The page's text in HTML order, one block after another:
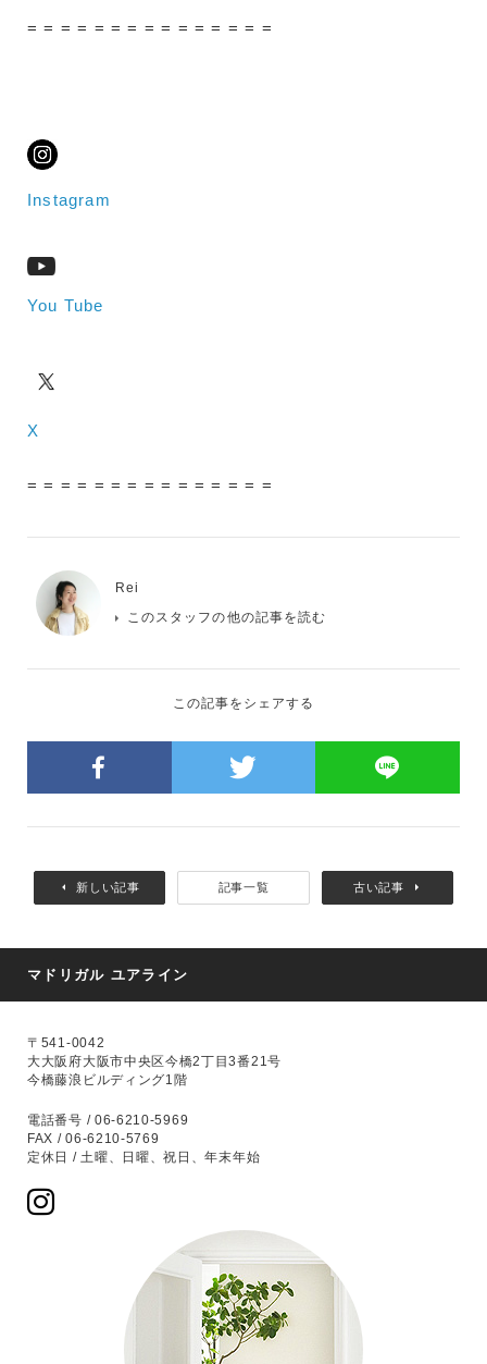
= = = = = = = = = = = = = = =
Instagram
You Tube
X
= = = = = = = = = = = = = = =
Rei
このスタッフの他の記事を読む
この記事をシェアする
新しい記事 記事一覧 古い記事
マドリガル ユアライン
〒541-0042
大大阪府大阪市中央区今橋2丁目3番21号
今橋藤浪ビルディング1階
電話番号 / 06-6210-5969
FAX / 06-6210-5769
定休日 / 土曜、日曜、祝日、年末年始